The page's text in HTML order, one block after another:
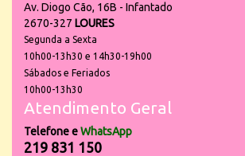
Av. Diogo Cão, 16B - Infantado
2670-327 LOURES
Segunda a Sexta
10h00-13h30 e 14h30-19h00
Sábados e Feriados
10h00-13h30
Atendimento Geral
Telefone eWhatsApp
219 831 150